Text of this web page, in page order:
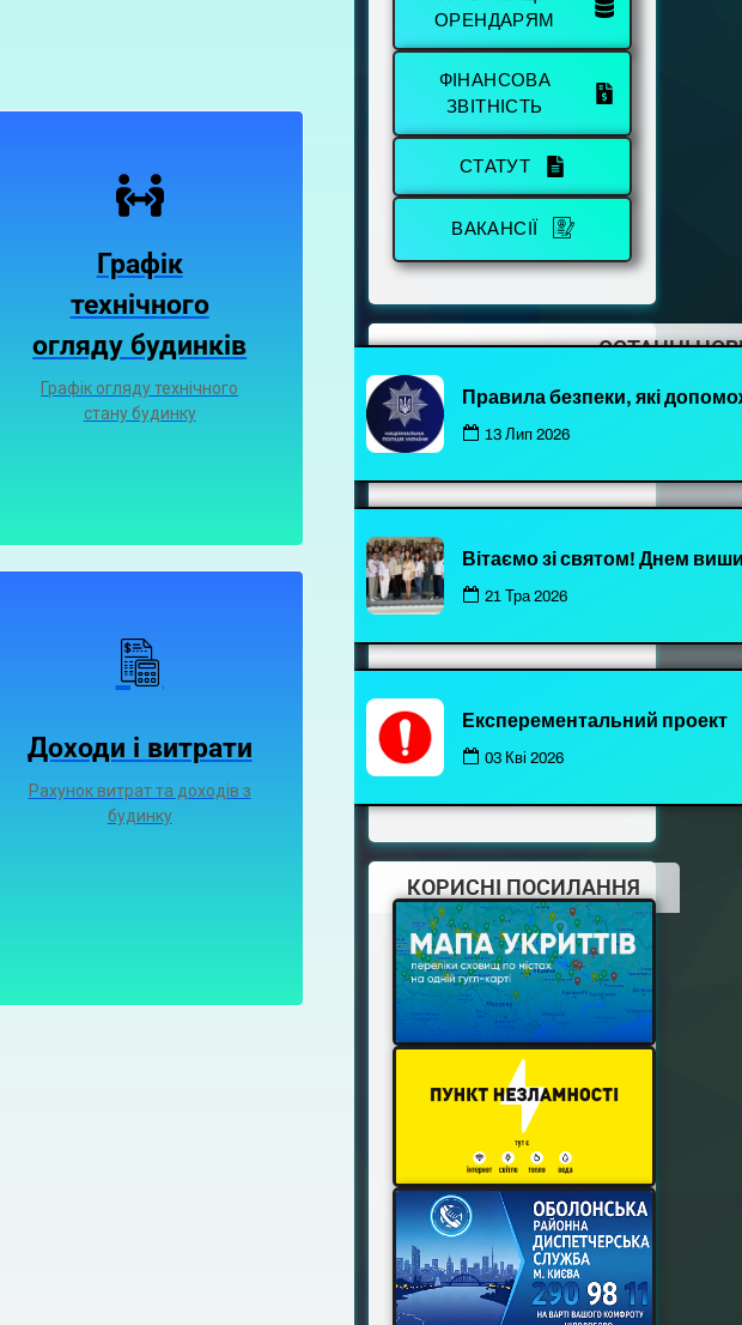
Графік
технічного
огляду будинків
Графік огляду технічного
стану будинку
Доходи і витрати
Рахунок витрат та доходів з
будинку
ОРЕНДАРЯМ
ФІНАНСОВА
ЗВІТНІСТЬ
СТАТУТ
ВАКАНСІЇ
ОСТАННІ
Правила безпеки, які
13 Лип 2026
Вітаємо зі святом! Днем
21 Тра 2026
Експерементальний проект
03 Кві 2026
КОРИСНІ ПОСИЛАННЯ